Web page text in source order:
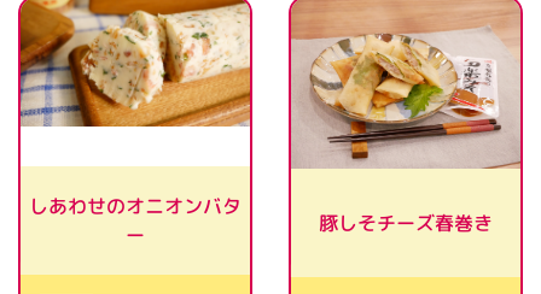
しあわせのオニオンバタ
ー 豚しそチーズ春巻き